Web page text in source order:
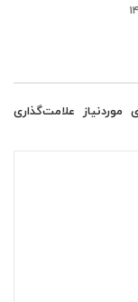
علامت‌گذاری